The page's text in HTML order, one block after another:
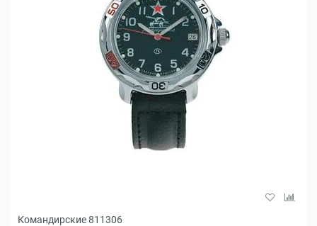
Командирские 811306